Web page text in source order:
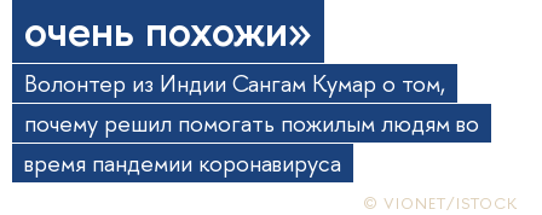
очень похожи»
Волонтер из Индии Сангам Кумар о том,
почему решил помогать пожилым людям во
время пандемии коронавируса
© VIONET/ISTOCK